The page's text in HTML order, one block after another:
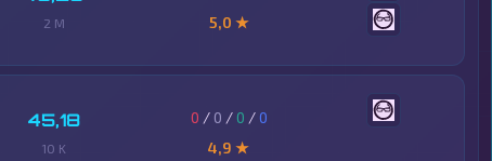
2 M
5,0 ★
45,18
10 K
0 / 0 / 0 /0
4,9 ★